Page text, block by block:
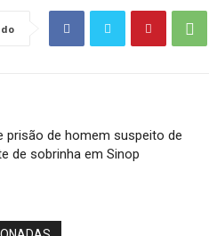
prisão de homem suspeito de
de sobrinha em Sinop